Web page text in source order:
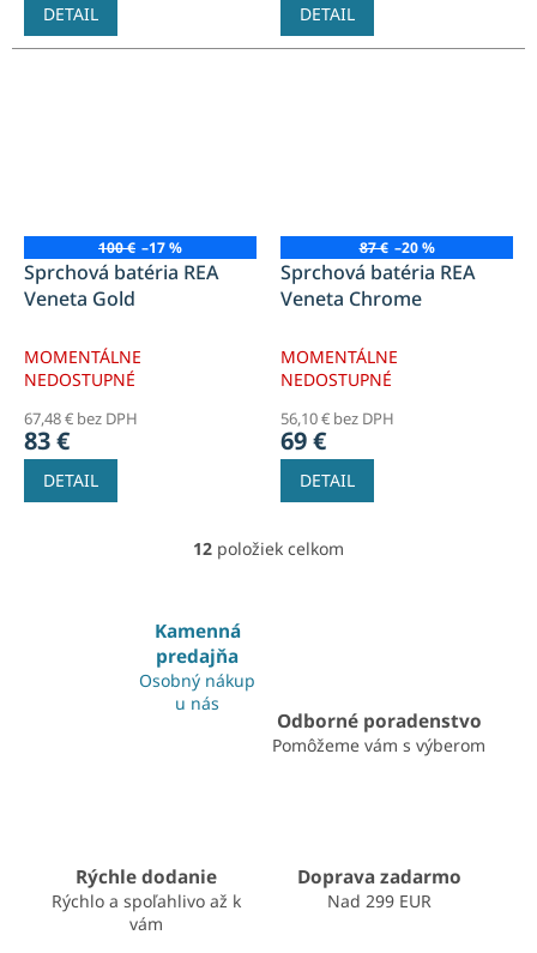
DETAIL DETAIL
100 € –17 %
Sprchová batéria REA
Veneta Gold
MOMENTÁLNE
NEDOSTUPNÉ
67,48 € bez DPH
83 €
DETAIL
87 € –20 %
Sprchová batéria REA
Veneta Chrome
MOMENTÁLNE
NEDOSTUPNÉ
56,10 € bez DPH
69 €
DETAIL
O
e
12 položiek celkom
Kamenná
predajňa
Osobný nákup
u nás
Odborné poradenstvo
Pomôžeme vám s výberom
Rýchle dodanie
Rýchlo a spoľahlivo až k
vám
Doprava zadarmo
Nad 299 EUR